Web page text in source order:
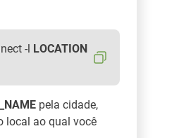
-l LOCATION
pela cidade,
local ao qual você